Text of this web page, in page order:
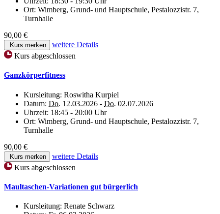
Ort: Wimberg, Grund- und Hauptschule, Pestalozzistr. 7,
Turnhalle
90,00 €
Kurs merken
weitere Details
Kurs abgeschlossen
Ganzkörperfitness
Kursleitung: Roswitha Kurpiel
Datum: Do. 12.03.2026 - Do. 02.07.2026
Uhrzeit: 18:45 - 20:00 Uhr
Ort: Wimberg, Grund- und Hauptschule, Pestalozzistr. 7,
Turnhalle
90,00 €
Kurs merken
weitere Details
Kurs abgeschlossen
Maultaschen-Variationen gut bürgerlich
Kursleitung: Renate Schwarz